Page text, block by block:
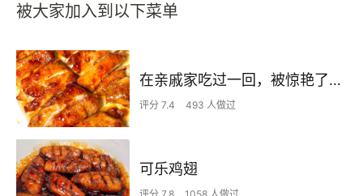
被大家加入到以下菜单
在亲戚家吃过一回，被惊艳了…
评分 7.4 493 人做过
可乐鸡翅